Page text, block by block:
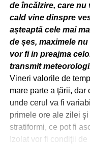
de încălzire, care nu
cald vine dinspre
așteaptă cele mai
de șes, maximele
vor fi in preajma
transmit
Vineri valorile de
mare parte a ţării, dar
unde cerul va fi
primele ore ale zilei
stratiformi, ce pot fi
Izolat vor fi condiţii